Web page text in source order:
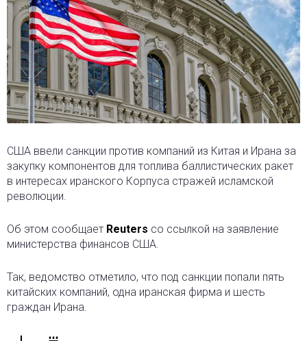
США ввели санкции против компаний из Китая и Ирана за
закупку компонентов для топлива баллистических ракет
в интересах иранского Корпуса стражей исламской
революции.
Об этом сообщает Reuters со ссылкой на заявление
министерства финансов США.
Так, ведомство отметило, что под санкции попали пять
китайских компаний, одна иранская фирма и шесть
граждан Ирана.